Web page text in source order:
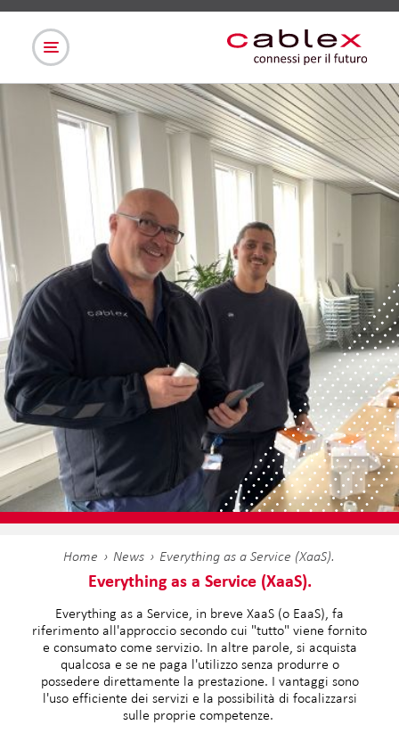
Home News Everything as a Service (XaaS).
Everything as a Service (XaaS).
Everything as a Service, in breve XaaS (o EaaS), fa
riferimento all'approccio secondo cui "tutto" viene fornito
e consumato come servizio. In altre parole, si acquista
qualcosa e se ne paga l'utilizzo senza produrre o
possedere direttamente la prestazione. I vantaggi sono
l'uso efficiente dei servizi e la possibilità di focalizzarsi
sulle proprie competenze.